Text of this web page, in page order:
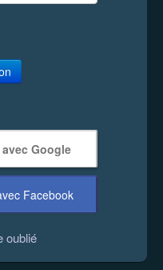
Google
Facebook
oublié